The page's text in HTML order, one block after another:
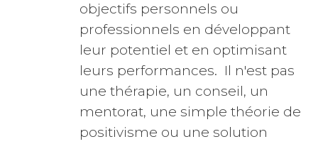
objectifs personnels ou
professionnels en développant
leur potentiel et en optimisant
leurs performances. Il n'est pas
une thérapie, un conseil, un
mentorat, une simple théorie de
positivisme ou une solution